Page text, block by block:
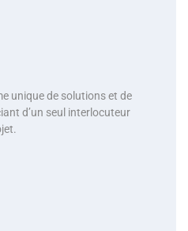
unique de solutions et de
d’un seul interlocuteur